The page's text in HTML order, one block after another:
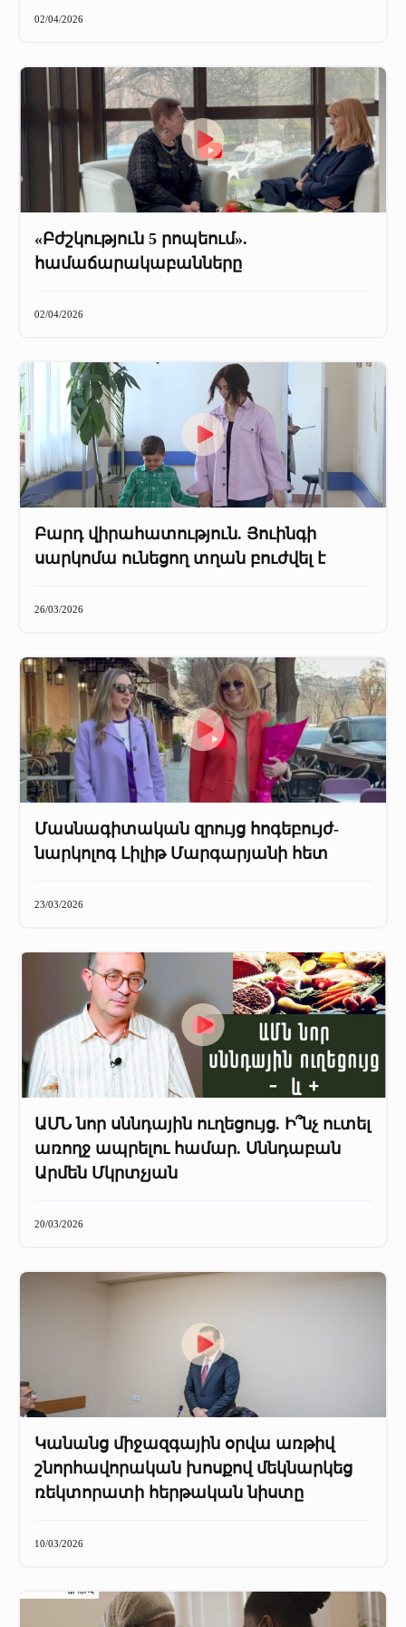
Մամուլը մեր մասին (2023-2024 թթ)
02/04/2026
«Բժշկություն 5 րոպեում».
համաճարակաբանները
02/04/2026
Բարդ վիրահատություն. Յուինգի
սարկոմա ունեցող տղան բուժվել է
26/03/2026
Մասնագիտական զրույց հոգեբույժ-
նարկոլոգ Լիլիթ Մարգարյանի հետ
23/03/2026
ԱՄՆ նոր սննդային ուղեցույց. Ի՞նչ ուտել
առողջ ապրելու համար. Սննդաբան
Արմեն Մկրտչյան
20/03/2026
Կանանց միջազգային օրվա առթիվ
շնորհավորական խոսքով մեկնարկեց
ռեկտորատի հերթական նիստը
10/03/2026